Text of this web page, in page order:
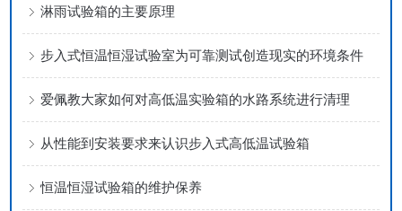
淋雨试验箱的主要原理
步入式恒温恒湿试验室为可靠测试创造现实的环境条件
爱佩教大家如何对高低温实验箱的水路系统进行清理
从性能到安装要求来认识步入式高低温试验箱
恒温恒湿试验箱的维护保养